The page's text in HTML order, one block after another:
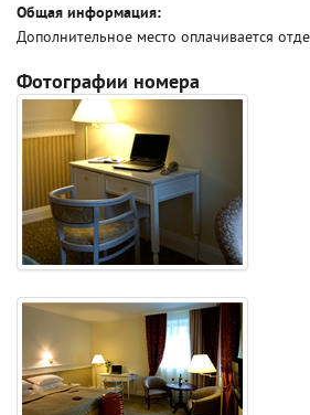
Общая информация:
Дополнительное место оплачивается
Фотографии номера